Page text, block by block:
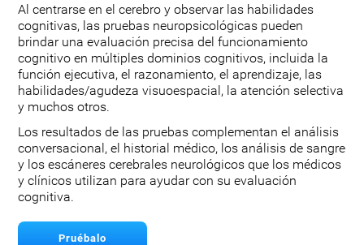
Al centrarse en el cerebro y observar las habilidades
cognitivas, las pruebas neuropsicológicas pueden
brindar una evaluación precisa del funcionamiento
cognitivo en múltiples dominios cognitivos, incluida la
función ejecutiva, el razonamiento, el aprendizaje, las
habilidades/agudeza visuoespacial, la atención selectiva
y muchos otros.
Los resultados de las pruebas complementan el análisis
conversacional, el historial médico, los análisis de sangre
y los escáneres cerebrales neurológicos que los médicos
y clínicos utilizan para ayudar con su evaluación
cognitiva.
Pruébalo